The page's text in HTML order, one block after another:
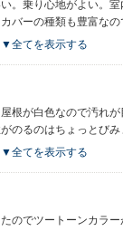
。乗り心地がよい。
バーの種類も豊富なの
▼全てを表示する
根が白色なので汚れ
のるのはちょっとびみ
ジュとかだと男性でも
▼全てを表示する
のでツートーンカラー